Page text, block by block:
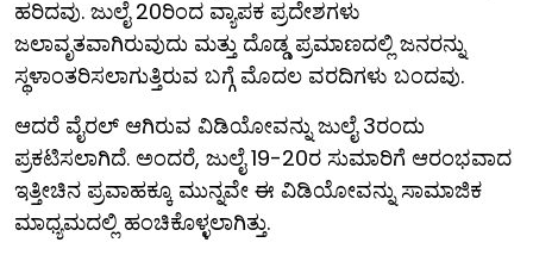
ಹರಿದವು. ಜುಲೈ 20ರಿಂದ ವ್ಯಾಪಕ ಪ್ರದೇಶಗಳು
ಜಲಾವೃತವಾಗಿರುವುದು ಮತ್ತು ದೊಡ್ಡ ಪ್ರಮಾಣದಲ್ಲಿ ಜನರನ್ನು
ಸ್ಥಳಾಂತರಿಸಲಾಗುತ್ತಿರುವ ಬಗ್ಗೆ ಮೊದಲ ವರದಿಗಳು ಬಂದವು.
ಆದರೆ ವೈರಲ್ ಆಗಿರುವ ವಿಡಿಯೋವನ್ನು ಜುಲೈ 3ರಂದು
ಪ್ರಕಟಿಸಲಾಗಿದೆ. ಅಂದರೆ, ಜುಲೈ 19-20ರ ಸುಮಾರಿಗೆ ಆರಂಭವಾದ
ಇತ್ತೀಚಿನ ಪ್ರವಾಹಕ್ಕೂ ಮುನ್ನವೇ ಈ ವಿಡಿಯೋವನ್ನು ಸಾಮಾಜಿಕ
ಮಾಧ್ಯಮದಲ್ಲಿ ಹಂಚಿಕೊಳ್ಳಲಾಗಿತ್ತು.